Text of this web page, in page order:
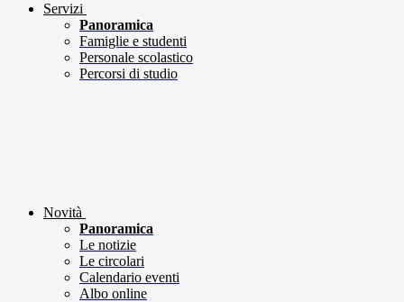
Servizi
Panoramica
Famiglie e studenti
Personale scolastico
Percorsi di studio
Novità
Panoramica
Le notizie
Le circolari
Calendario eventi
Albo online